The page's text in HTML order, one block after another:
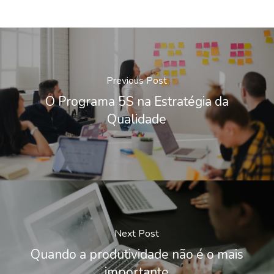
Previous Post
O Programa 5S na Estratégia da
Qualidade
Next Post
Quando a produtividade não é o mais